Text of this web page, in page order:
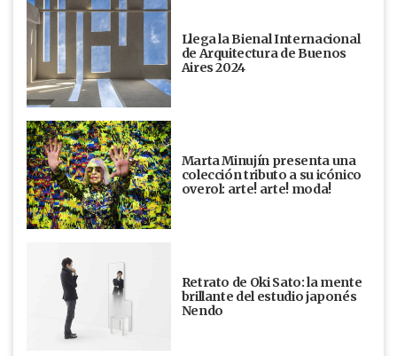
Llega la Bienal Internacional
de Arquitectura de Buenos
Aires 2024
Marta Minujín presenta una
colección tributo a su icónico
overol: arte! arte! moda!
Retrato de Oki Sato: la mente
brillante del estudio japonés
Nendo